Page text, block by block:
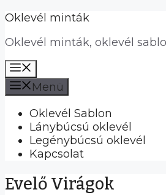
Kilépés
tartalomba
Oklevél minták
Oklevél minták, oklevél
Menü
Oklevél Sablon
Lánybúcsú oklevél
Legénybúcsú oklevél
Kapcsolat
Evelő Virágok